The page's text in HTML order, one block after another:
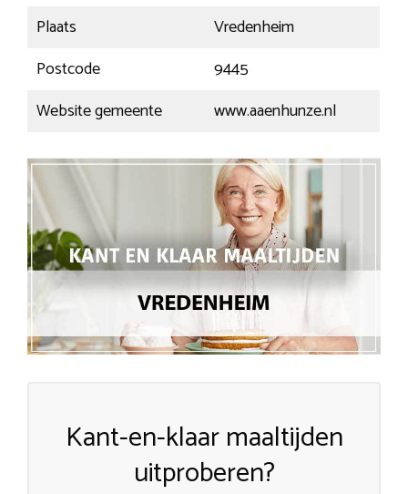
Plaats
Vredenheim
Postcode
9445
Website gemeente
www.aaenhunze.nl
Kant-en-klaar maaltijden
uitproberen?